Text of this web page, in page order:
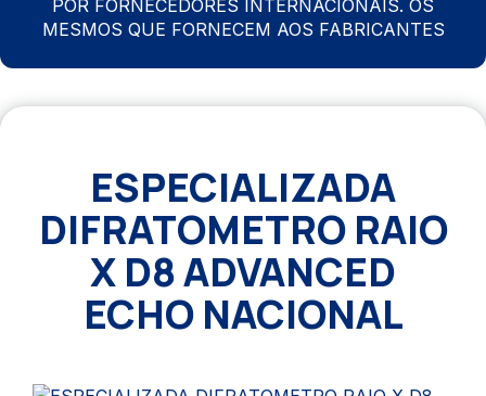
POR FORNECEDORES INTERNACIONAIS. OS
MESMOS QUE FORNECEM AOS FABRICANTES
ESPECIALIZADA
DIFRATOMETRO RAIO
X D8 ADVANCED
ECHO NACIONAL